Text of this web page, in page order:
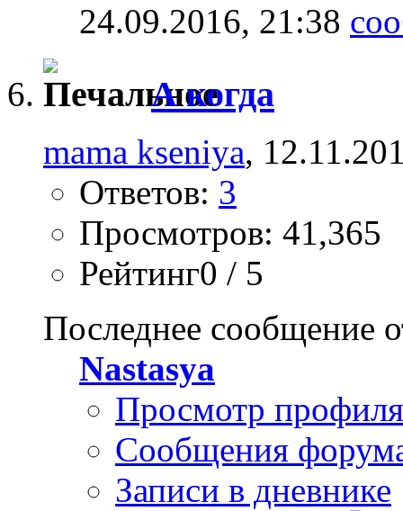
24.09.2016, 21:38
А когда
mama kseniya,
Ответов: 3
Просмотров: 41,365
Рейтинг0 / 5
Последнее сообщение
Nastasya
Просмотр профиля
Сообщения
Записи в дневнике